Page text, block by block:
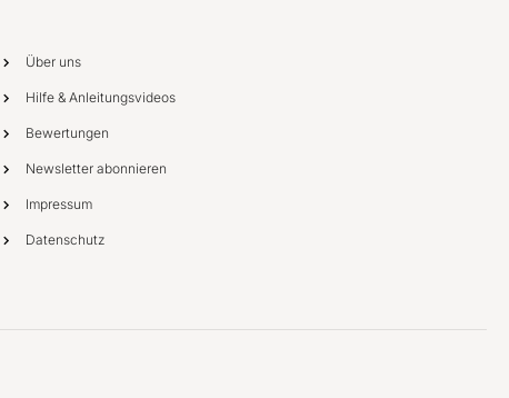
Über uns
Hilfe & Anleitungsvideos
Bewertungen
Newsletter abonnieren
Impressum
Datenschutz